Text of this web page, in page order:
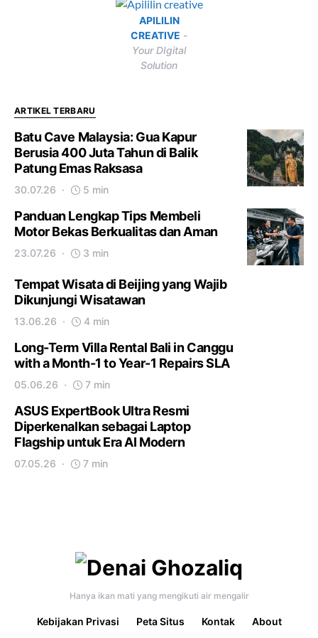
APILILIN
CREATIVE -
Your DIgital
Solution
ARTIKEL TERBARU
Batu Cave Malaysia: Gua Kapur
Berusia 400 Juta Tahun di Balik
Patung Emas Raksasa
30.07.26 5 min
Panduan Lengkap Tips Membeli
Motor Bekas Berkualitas dan Aman
23.07.26 3 min
Tempat Wisata di Beijing yang Wajib
Dikunjungi Wisatawan
13.06.26 4 min
Long-Term Villa Rental Bali in Canggu
with a Month-1 to Year-1 Repairs SLA
05.06.26 7 min
ASUS ExpertBook Ultra Resmi
Diperkenalkan sebagai Laptop
Flagship untuk Era AI Modern
07.05.26 7 min
Hanya ikan mati yang mengikuti air mengalir
Kebijakan Privasi Peta Situs Kontak About